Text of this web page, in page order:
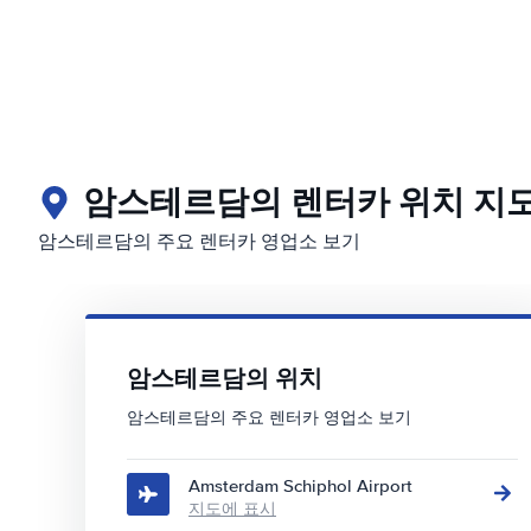
암스테르담의 렌터카 위치 지
암스테르담의 주요 렌터카 영업소 보기
암스테르담의 위치
암스테르담의 주요 렌터카 영업소 보기
Amsterdam Schiphol Airport
지도에 표시